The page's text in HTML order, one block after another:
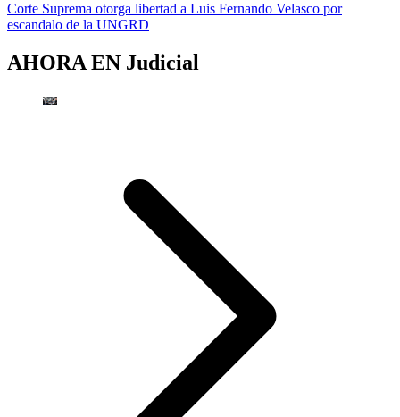
Corte Suprema otorga libertad a Luis Fernando Velasco por
escandalo de la UNGRD
AHORA EN Judicial